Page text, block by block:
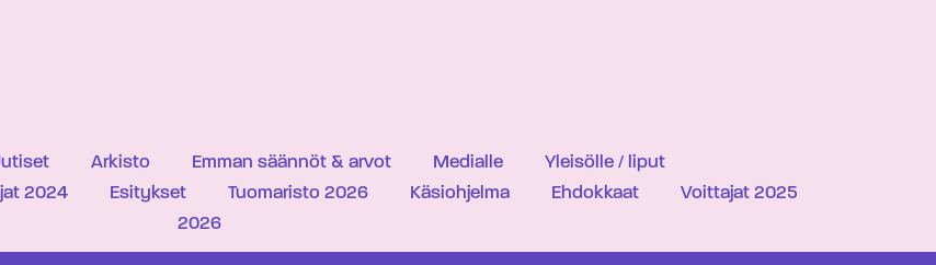
Arkisto Emman säännöt & arvot Medialle
Yleisölle / liput
2024 Esitykset Tuomaristo 2026 Käsiohjelma Ehdokkaat
Voittajat 2025
2026